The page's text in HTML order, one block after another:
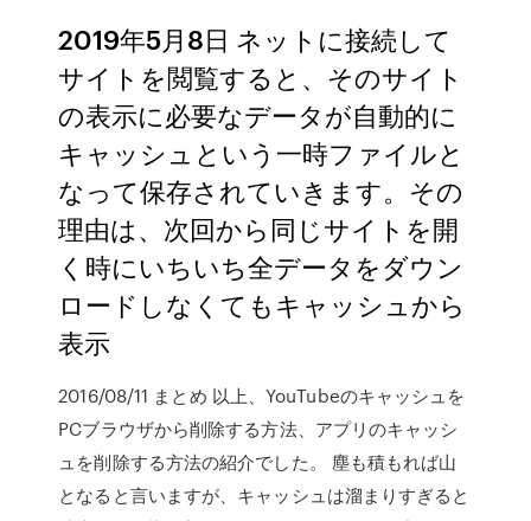
2019年5月8日 ネットに接続して
サイトを閲覧すると、そのサイト
の表示に必要なデータが自動的に
キャッシュという一時ファイルと
なって保存されていきます。その
理由は、次回から同じサイトを開
く時にいちいち全データをダウン
ロードしなくてもキャッシュから
表示
2016/08/11 まとめ 以上、YouTubeのキャッシュを
PCブラウザから削除する方法、アプリのキャッシ
ュを削除する方法の紹介でした。 塵も積もれば山
となると言いますが、キャッシュは溜まりすぎると